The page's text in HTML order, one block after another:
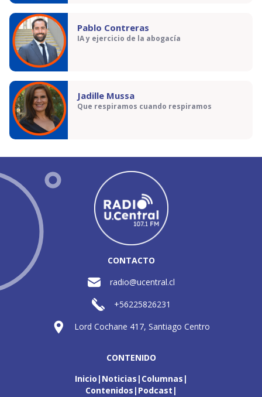
Pablo Contreras
IA y ejercicio de la abogacía
Jadille Mussa
Que respiramos cuando respiramos
CONTACTO
radio@ucentral.cl
+56225826231
Lord Cochane 417, Santiago Centro
CONTENIDO
Inicio Noticias Columnas
Contenidos Podcast